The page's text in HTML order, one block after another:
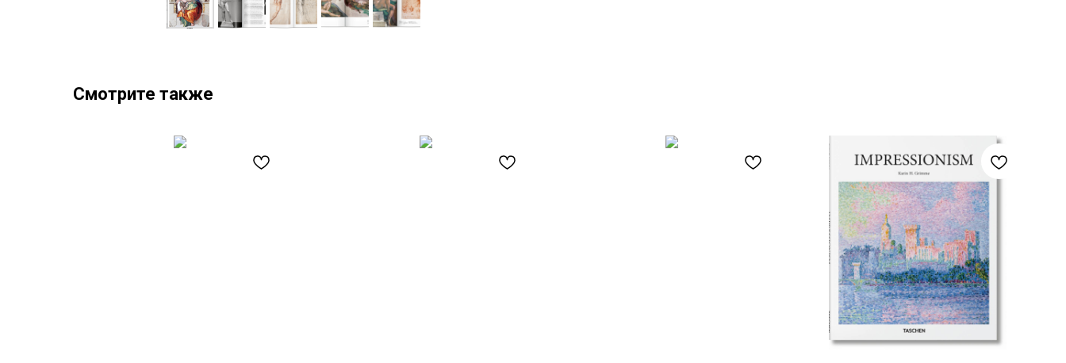
Смотрите также